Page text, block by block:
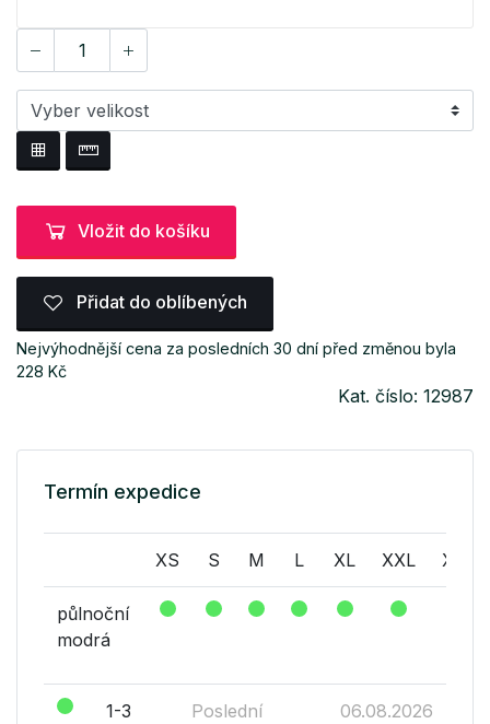
Vložit do košíku
Přidat do oblíbených
Nejvýhodnější cena za posledních 30 dní před změnou byla
228 Kč
Kat. číslo: 12987
Termín expedice
XS S M L XL XXL XXXL
půlnoční
modrá
1-3
Poslední
06.08.2026